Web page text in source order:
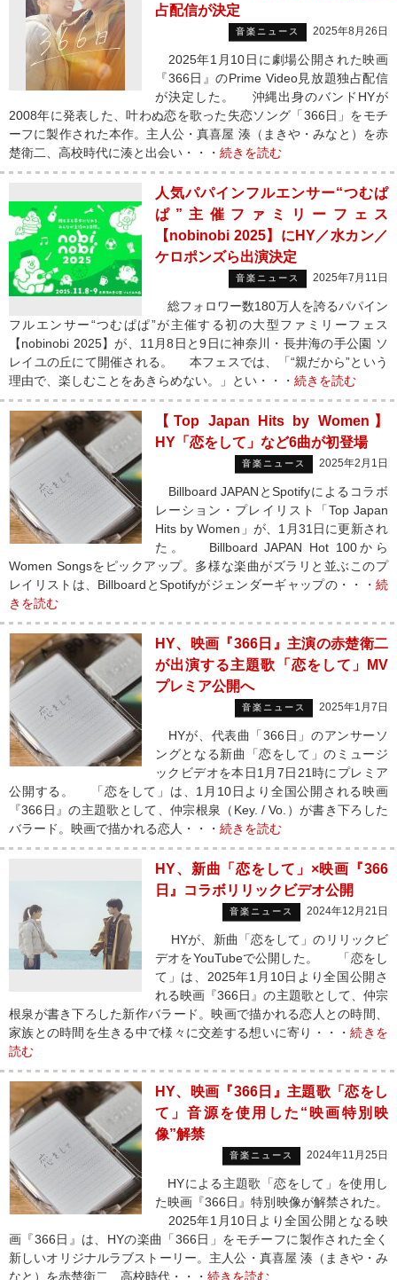
占配信が決定
音楽ニュース 2025年8月26日
2025年1月10日に劇場公開された映画
『366日』のPrime Video見放題独占配信
が決定した。 沖縄出身のバンドHYが
2008年に発表した、叶わぬ恋を歌った失恋ソング「366日」をモチ
ーフに製作された本作。主人公・真喜屋 湊（まきや・みなと）を赤
楚衛二、高校時代に湊と出会い・・・ 続きを読む
人気パパインフルエンサー“つむぱ
ぱ”主催ファミリーフェス
【nobinobi 2025】にHY／水カン／
ケロポンズら出演決定
音楽ニュース 2025年7月11日
総フォロワー数180万人を誇るパパイン
フルエンサー“つむぱぱ”が主催する初の大型ファミリーフェス
【nobinobi 2025】が、11月8日と9日に神奈川・長井海の手公園 ソ
レイユの丘にて開催される。 本フェスでは、「“親だから”という
理由で、楽しむことをあきらめない。」とい・・・ 続きを読む
【Top Japan Hits by Women】
HY「恋をして」など6曲が初登場
音楽ニュース 2025年2月1日
Billboard JAPANとSpotifyによるコラボ
レーション・プレイリスト「Top Japan
Hits by Women」が、1月31日に更新され
た。 Billboard JAPAN Hot 100から
Women Songsをピックアップ。多様な楽曲がズラリと並ぶこのプ
レイリストは、BillboardとSpotifyがジェンダーギャップの・・・ 続
きを読む
HY、映画『366日』主演の赤楚衛二
が出演する主題歌「恋をして」MV
プレミア公開へ
音楽ニュース 2025年1月7日
HYが、代表曲「366日」のアンサーソ
ングとなる新曲「恋をして」のミュージ
ックビデオを本日1月7日21時にプレミア
公開する。 「恋をして」は、1月10日より全国公開される映画
『366日』の主題歌として、仲宗根泉（Key. / Vo.）が書き下ろした
バラード。映画で描かれる恋人・・・ 続きを読む
HY、新曲「恋をして」×映画『366
日』コラボリリックビデオ公開
音楽ニュース 2024年12月21日
HYが、新曲「恋をして」のリリックビ
デオをYouTubeで公開した。 「恋をし
て」は、2025年1月10日より全国公開さ
れる映画『366日』の主題歌として、仲宗
根泉が書き下ろした新作バラード。映画で描かれる恋人との時間、
家族との時間を生きる中で様々に交差する想いに寄り・・・続きを
読む
HY、映画『366日』主題歌「恋をし
て」音源を使用した“映画特別映
像”解禁
音楽ニュース 2024年11月25日
HYによる主題歌「恋をして」を使用し
た映画『366日』特別映像が解禁された。
2025年1月10日より全国公開となる映
画『366日』は、HYの楽曲「366日」をモチーフに製作された全く
新しいオリジナルラブストーリー。主人公・真喜屋 湊（まきや・み
なと）を赤楚衛二、高校時代・・・ 続きを読む